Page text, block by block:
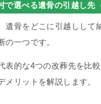
で選べる遺骨の引越し先
遺骨をどこに引越しして
の一つです。
表的な4つの改葬先を比
メリットを解説します。